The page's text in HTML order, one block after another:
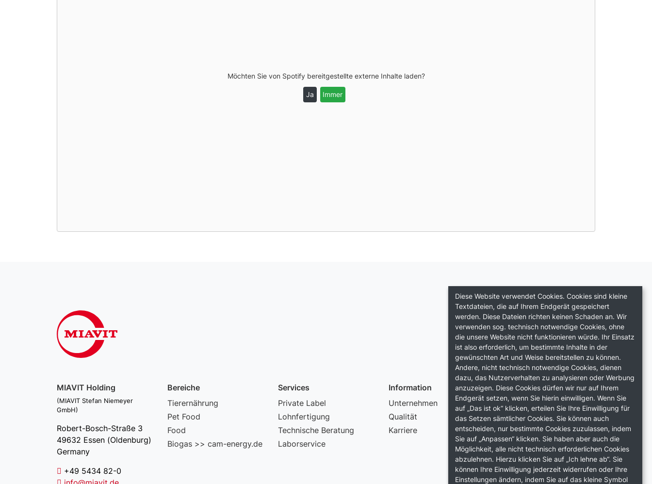
Möchten Sie von Spotifybereitgestellte externe Inhalte laden?
Ja Immer
MIAVIT Holding
(MIAVIT Stefan Niemeyer
GmbH)
Robert-Bosch-Straße 3
49632 Essen (Oldenburg)
Germany
+49 5434 82-0
Bereiche
Tierernährung
Pet Food
Food
Biogas >> cam-energy.de
Services
Private Label
Lohnfertigung
Technische Beratung
Laborservice
Information
Unternehmen
Qualität
Karriere
News
News
Podcast
Diese Website verwendet Cookies. Cookies sind kleine
Textdateien, die auf Ihrem Endgerät gespeichert
werden. Diese Dateien richten keinen Schaden an. Wir
verwenden sog. technisch notwendige Cookies, ohne
die unsere Website nicht funktionieren würde. Ihr Einsatz
ist also erforderlich, um bestimmte Inhalte in der
gewünschten Art und Weise bereitstellen zu können.
Andere, nicht technisch notwendige Cookies, dienen
dazu, das Nutzerverhalten zu analysieren oder Werbung
anzuzeigen. Diese Cookies dürfen wir nur auf Ihrem
Endgerät setzen, wenn Sie hierin einwilligen. Wenn Sie
auf „Das ist ok“ klicken, erteilen Sie Ihre Einwilligung für
das Setzen sämtlicher Cookies. Sie können auch
entscheiden, nur bestimmte Cookies zuzulassen, indem
Sie auf „Anpassen“ klicken. Sie haben aber auch die
Möglichkeit, alle nicht technisch erforderlichen Cookies
abzulehnen. Hierzu klicken Sie auf „Ich lehne ab“. Sie
können Ihre Einwilligung jederzeit widerrufen oder Ihre
Einstellungen ändern, indem Sie auf das kleine Symbol